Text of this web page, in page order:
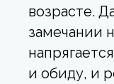
возрасте.
замечании
и обиду, и